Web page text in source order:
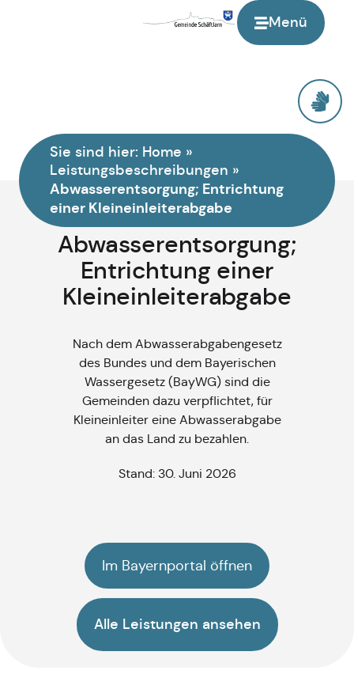
Menü
Sie sind hier: Home »
Leistungsbeschreibungen »
Abwasserentsorgung; Entrichtung
einer Kleineinleiterabgabe
Abwasserentsorgung;
Entrichtung einer
Kleineinleiterabgabe
Nach dem Abwasserabgabengesetz
des Bundes und dem Bayerischen
Wassergesetz (BayWG) sind die
Gemeinden dazu verpflichtet, für
Kleineinleiter eine Abwasserabgabe
an das Land zu bezahlen.
Stand: 30. Juni 2026
Im Bayernportal öffnen
Alle Leistungen ansehen